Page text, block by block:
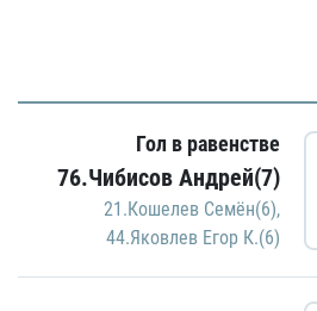
Гол в равенстве
76.Чибисов Андрей(7)
21.Кошелев Семён(6),
44.Яковлев Егор К.(6)